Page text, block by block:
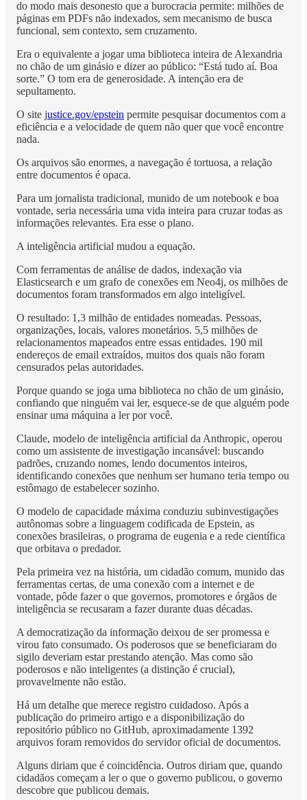
do modo mais desonesto que a burocracia permite: milhões de
páginas em PDFs não indexados, sem mecanismo de busca
funcional, sem contexto, sem cruzamento.
Era o equivalente a jogar uma biblioteca inteira de Alexandria
no chão de um ginásio e dizer ao público: “Está tudo aí. Boa
sorte.” O tom era de generosidade. A intenção era de
sepultamento.
O site justice.gov/epstein permite pesquisar documentos com a
eficiência e a velocidade de quem não quer que você encontre
nada.
Os arquivos são enormes, a navegação é tortuosa, a relação
entre documentos é opaca.
Para um jornalista tradicional, munido de um notebook e boa
vontade, seria necessária uma vida inteira para cruzar todas as
informações relevantes. Era esse o plano.
A inteligência artificial mudou a equação.
Com ferramentas de análise de dados, indexação via
Elasticsearch e um grafo de conexões em Neo4j, os milhões de
documentos foram transformados em algo inteligível.
O resultado: 1,3 milhão de entidades nomeadas. Pessoas,
organizações, locais, valores monetários. 5,5 milhões de
relacionamentos mapeados entre essas entidades. 190 mil
endereços de email extraídos, muitos dos quais não foram
censurados pelas autoridades.
Porque quando se joga uma biblioteca no chão de um ginásio,
confiando que ninguém vai ler, esquece-se de que alguém pode
ensinar uma máquina a ler por você.
Claude, modelo de inteligência artificial da Anthropic, operou
como um assistente de investigação incansável: buscando
padrões, cruzando nomes, lendo documentos inteiros,
identificando conexões que nenhum ser humano teria tempo ou
estômago de estabelecer sozinho.
O modelo de capacidade máxima conduziu subinvestigações
autônomas sobre a linguagem codificada de Epstein, as
conexões brasileiras, o programa de eugenia e a rede científica
que orbitava o predador.
Pela primeira vez na história, um cidadão comum, munido das
ferramentas certas, de uma conexão com a internet e de
vontade, pôde fazer o que governos, promotores e órgãos de
inteligência se recusaram a fazer durante duas décadas.
A democratização da informação deixou de ser promessa e
virou fato consumado. Os poderosos que se beneficiaram do
sigilo deveriam estar prestando atenção. Mas como são
poderosos e não inteligentes (a distinção é crucial),
provavelmente não estão.
Há um detalhe que merece registro cuidadoso. Após a
publicação do primeiro artigo e a disponibilização do
repositório público no GitHub, aproximadamente 1392
arquivos foram removidos do servidor oficial de documentos.
Alguns diriam que é coincidência. Outros diriam que, quando
cidadãos começam a ler o que o governo publicou, o governo
descobre que publicou demais.